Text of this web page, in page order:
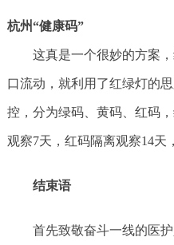
杭州“健康码”
这真是一个很妙的方案
口流动，就利用了红绿灯的
控，分为绿码、黄码、红码
观察7天，红码隔离观察14天
结束语
首先致敬奋斗一线的医